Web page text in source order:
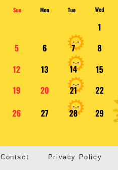
Contact Privacy Policy